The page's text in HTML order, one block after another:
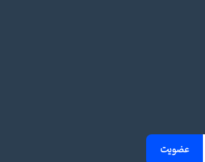
عضویت